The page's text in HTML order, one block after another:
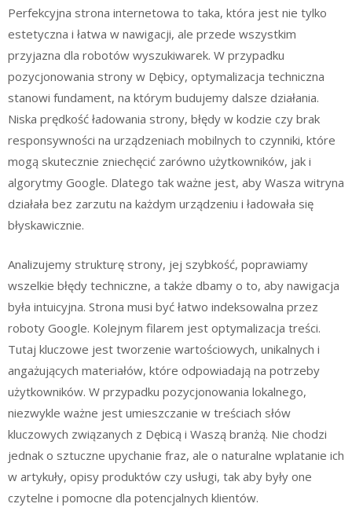
Perfekcyjna strona internetowa to taka, która jest nie tylko
estetyczna i łatwa w nawigacji, ale przede wszystkim
przyjazna dla robotów wyszukiwarek. W przypadku
pozycjonowania strony w Dębicy, optymalizacja techniczna
stanowi fundament, na którym budujemy dalsze działania.
Niska prędkość ładowania strony, błędy w kodzie czy brak
responsywności na urządzeniach mobilnych to czynniki, które
mogą skutecznie zniechęcić zarówno użytkowników, jak i
algorytmy Google. Dlatego tak ważne jest, aby Wasza witryna
działała bez zarzutu na każdym urządzeniu i ładowała się
błyskawicznie.
Analizujemy strukturę strony, jej szybkość, poprawiamy
wszelkie błędy techniczne, a także dbamy o to, aby nawigacja
była intuicyjna. Strona musi być łatwo indeksowalna przez
roboty Google. Kolejnym filarem jest optymalizacja treści.
Tutaj kluczowe jest tworzenie wartościowych, unikalnych i
angażujących materiałów, które odpowiadają na potrzeby
użytkowników. W przypadku pozycjonowania lokalnego,
niezwykle ważne jest umieszczanie w treściach słów
kluczowych związanych z Dębicą i Waszą branżą. Nie chodzi
jednak o sztuczne upychanie fraz, ale o naturalne wplatanie ich
w artykuły, opisy produktów czy usługi, tak aby były one
czytelne i pomocne dla potencjalnych klientów.